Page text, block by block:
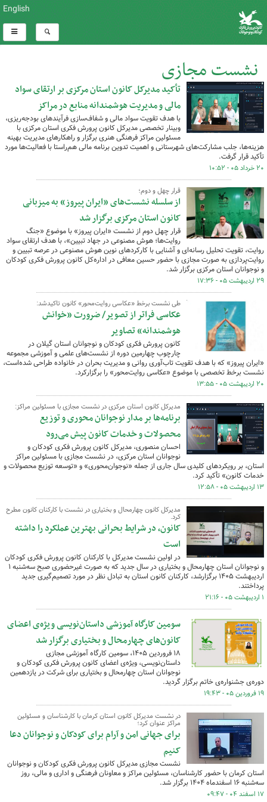
English
نشست مجازی
کل اخبار:49
تأکید مدیرکل کانون استان مرکزی بر ارتقای سواد
مالی و مدیریت هوشمندانه منابع در مراکز
با هدف تقویت سواد مالی و شفاف‌سازی فرآیندهای بودجه‌ریزی،
وبینار تخصصی مدیرکل کانون پرورش فکری استان مرکزی با
مسئولین مراکز فرهنگی هنری برگزار و راهکارهای مدیریت بهینه
هزینه‌ها، جلب مشارکت‌های شهرستانی و اهمیت تدوین برنامه مالی هم‌راستا با فعالیت‌ها مورد
تأکید قرار گرفت.
۲۰ خرداد ۰۵ - ۱۰:۵۲
قرار چهل و دوم؛
از سلسله نشست‌های «ایران پیروز» به میزبانی
کانون استان مرکزی برگزار شد
قرار چهل دوم از نشست‌ «ایران پیروز» با موضوع «جنگ
روایت‌ها؛ هوش مصنوعی در جهاد تبیین»، با هدف ارتقای سواد
روایت، تقویت تحلیل رسانه‌ای و آشنایی با کارکردهای نوین هوش مصنوعی در عرصه تبیین و
روایت‌پردازی به صورت مجازی با حضور حسین معافی در اداره‌کل کانون پرورش فکری کودکان
و نوجوانان استان مرکزی برگزار شد.
۲۹ اردیبهشت ۰۵ - ۱۷:۳۶
طی نشست برخط «عکاسی روایت‌محور» کانون تاکیدشد:
عکاسی فراتر از تصویر/ ضرورت «خوانش
هوشمندانه» تصاویر
کانون پرورش فکری کودکان و نوجوانان استان گیلان در
چارچوب چهارمین دوره از نشست‌های علمی و آموزشی مجموعه
«ایران پیروز» که با هدف تقویت تاب‌آوری روانی و مدیریت بحران در خانواده طراحی شده‌است،
نشست برخط تخصصی با موضوع «عکاسی روایت‌محور» را برگزارکرد.
۲۰ اردیبهشت ۰۵ - ۱۳:۵۵
مدیرکل کانون استان مرکزی در نشست مجازی با مسئولین مراکز:
برنامه‌ها بر مدار نوجوانان محوری و توزیع
محصولات و خدمات کانون پیش می‌رود
احسان منصوری، مدیرکل کانون پرورش فکری کودکان و
نوجوانان استان مرکزی، در نشست مجازی با مسئولین مراکز
استان، بر رویکردهای کلیدی سال جاری از جمله «نوجوان‌محوری» و «توسعه توزیع محصولات و
خدمات کانون» تأکید کرد.
۱۳ اردیبهشت ۰۵ - ۱۲:۵۸
مدیرکل کانون چهارمحال و بختیاری در نشست با کارکنان کانون مطرح
کرد.
کانون، در شرایط بحرانی بهترین عملکرد را داشته
است
در اولین نشست مدیرکل با کارکنان کانون پرورش فکری کودکان
و نوجوانان استان چهارمحال و بختیاری در سال جدید که به صورت غیرحضوری صبح سه‌شنبه ۱
اردیبهشت ۱۴۰۵ برگزارشد، کارکنان کانون استان به تبادل نظر در مورد تصمیم‌گیری جدید
پرداختند.
۱ اردیبهشت ۰۵ - ۲۱:۱۶
سومین کارگاه آموزشی داستان‌نویسی ویژه‌ی اعضای
کانون‌های چهارمحال و بختیاری برگزار شد
۱۸ فروردین ۱۴۰۵، سومین کارگاه آموزشی مجازی
داستان‌نویسی، ویژه‌ی اعضای کانون پرورش فکری کودکان و
نوجوانان استان چهارمحال و بختیاری برای شرکت در یازدهمین
دوره‌ی جشنواره‌ی خاتم برگزار گردید.
۱۹ فروردین ۰۵ - ۱۹:۴۳
در نشست مدیرکل کانون استان کرمان با کارشناسان و مسئولین
مراکز عنوان کرد؛
برای جهانی امن و آرام برای کودکان و نوجوانان دعا
کنیم
نشست مجازی مدیرکل کانون پرورش فکری کودکان و نوجوانان
استان کرمان با حضور کارشناسان، مسئولین مراکز و معاونان فرهنگی و اداری و مالی، روز
سه‌شنبه ۱۶ اسفندماه ۱۴۰۴ برگزار شد.
۱۷ اسفند ۰۴ - ۰۹:۴۷